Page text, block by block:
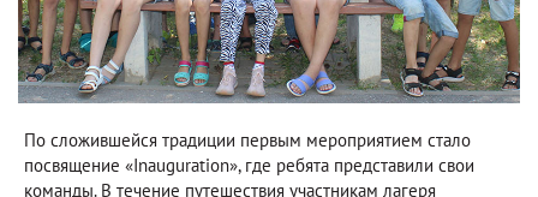
По сложившейся традиции первым мероприятием стало
посвящение «Inauguration», где ребята представили свои
команды. В течение путешествия участникам лагеря